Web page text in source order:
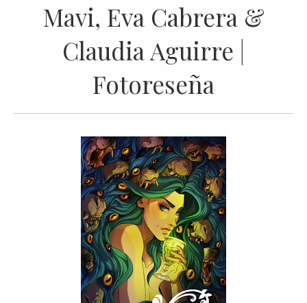
Mavi, Eva Cabrera &
Claudia Aguirre |
Fotoreseña